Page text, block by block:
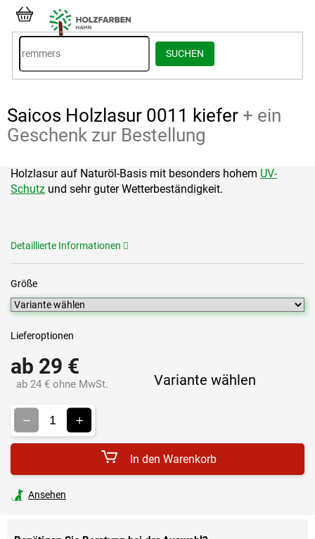
Inhalt
springen
SUCHEN
WARENKORB
Saicos Holzlasur 0011 kiefer + ein
Geschenk zur Bestellung
ab 29 €
ab 24 € ohne MwSt. Variante wählen
Größe
Lieferoptionen
In den Warenkorb
Holzlasur auf Naturöl-Basis mit besonders hohem UV-
Schutz und sehr guter Wetterbeständigkeit.
Detaillierte Informationen
Ansehen